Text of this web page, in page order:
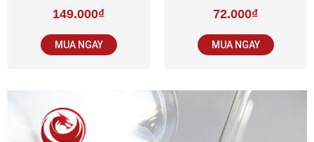
149.000₫
MUA NGAY
72.000₫
MUA NGAY